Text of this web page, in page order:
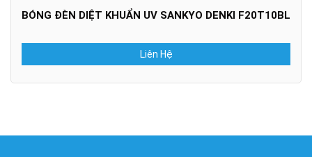
BÓNG ĐÈN DIỆT KHUẨN UV SANKYO DENKI F20T10BL
Liên Hệ